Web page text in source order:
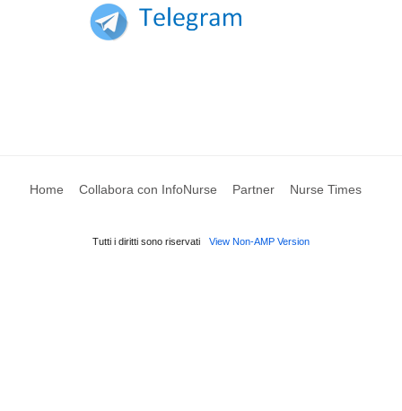
Home Collabora con InfoNurse Partner Nurse Times
Tutti i diritti sono riservati View Non-AMP Version